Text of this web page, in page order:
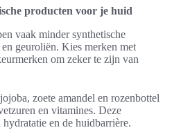
producten voor je huid
vaak minder synthetische
geuroliën. Kies merken met
om zeker te zijn van
zoete amandel en rozenbottel
en vitamines. Deze
en de huidbarrière.